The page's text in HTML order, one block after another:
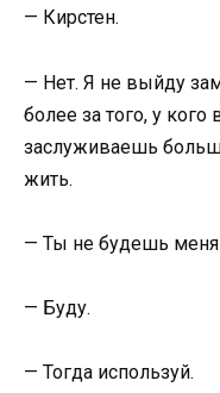
— Кирстен.
— Нет. Я не выйду
более за того, у
заслуживаешь
жить.
— Ты не будешь меня
— Буду.
— Тогда используй.